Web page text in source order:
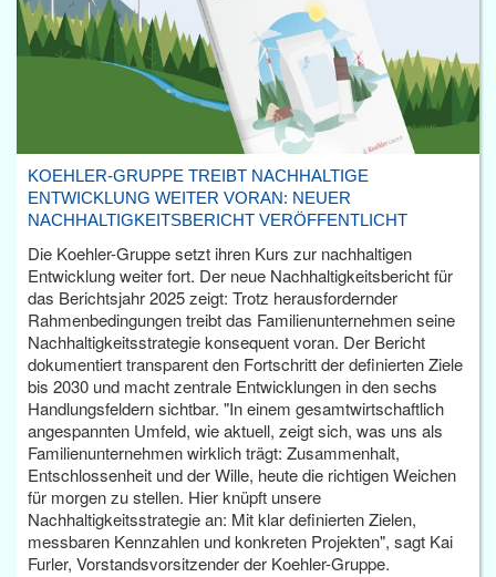
KOEHLER-GRUPPE TREIBT NACHHALTIGE
ENTWICKLUNG WEITER VORAN: NEUER
NACHHALTIGKEITSBERICHT VERÖFFENTLICHT
Die Koehler-Gruppe setzt ihren Kurs zur nachhaltigen
Entwicklung weiter fort. Der neue Nachhaltigkeitsbericht für
das Berichtsjahr 2025 zeigt: Trotz herausfordernder
Rahmenbedingungen treibt das Familienunternehmen seine
Nachhaltigkeitsstrategie konsequent voran. Der Bericht
dokumentiert transparent den Fortschritt der definierten Ziele
bis 2030 und macht zentrale Entwicklungen in den sechs
Handlungsfeldern sichtbar. "In einem gesamtwirtschaftlich
angespannten Umfeld, wie aktuell, zeigt sich, was uns als
Familienunternehmen wirklich trägt: Zusammenhalt,
Entschlossenheit und der Wille, heute die richtigen Weichen
für morgen zu stellen. Hier knüpft unsere
Nachhaltigkeitsstrategie an: Mit klar definierten Zielen,
messbaren Kennzahlen und konkreten Projekten", sagt Kai
Furler, Vorstandsvorsitzender der Koehler-Gruppe.